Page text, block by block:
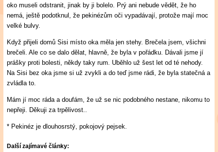
oko museli odstranit, jinak by ji bolelo. Prý ani nebude vědět, že ho
nemá, ještě podotknul, že pekinézům oči vypadávají, protože mají moc
velké bulvy.
Když přijeli domů Sisi místo oka měla jen stehy. Brečela jsem, všichni
brečeli. Ale co se dalo dělat, hlavně, že byla v pořádku. Dávali jsme jí
prášky proti bolesti, někdy taky rum. Uběhlo už šest let od té nehody.
Na Sisi bez oka jsme si už zvykli a do teď jsme rádi, že byla statečná a
zvládla to.
Mám jí moc ráda a doufám, že už se nic podobného nestane, nikomu to
nepřeji. Děkuji za trpělivost..
* Pekinéz je dlouhosrstý, pokojový pejsek.
Další zajímavé články: